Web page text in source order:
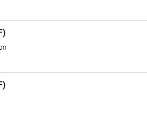
(Nouvelle
(Nouvelle